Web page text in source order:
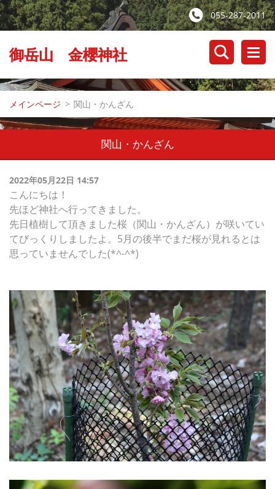
055-287-2011
御岳山 金櫻神社
メインページ > 関山・かんざん
関山・かんざん
2022年05月22日 14:57
こんにちは！
先ほど神社へ行ってきました。
先日植樹して頂きました桜（関山・かんざん）が咲いてい
てびっくりしましたよ。5月の後半でまだ桜が見れるとは
思っていませんでした(*^-^*)